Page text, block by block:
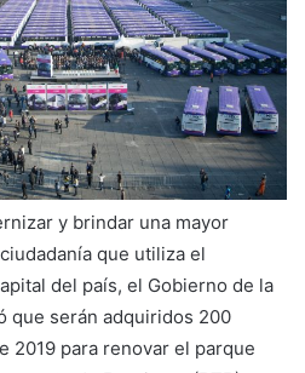
y brindar una mayor
que utiliza el
del país, el Gobierno de la
que serán adquiridos 200
2019 para renovar el parque